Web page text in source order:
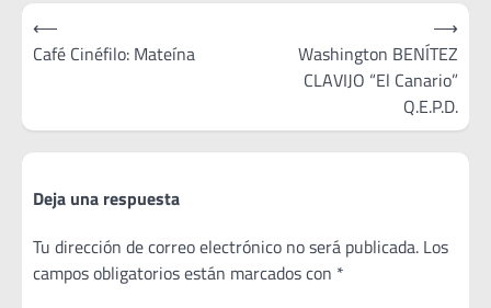
Navegación
de
⟵
Café Cinéfilo: Mateína
Washington BENÍTEZ
CLAVIJO “El Canario”
Q.E.P.D.
⟶
Deja una respuesta
Tu dirección de correo electrónico no será publicada. Los
campos obligatorios están marcados con *